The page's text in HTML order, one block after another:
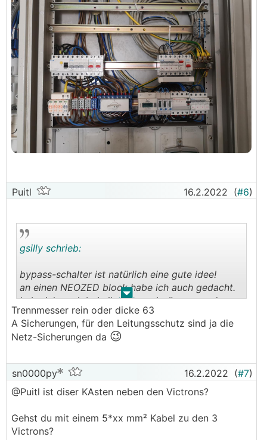
Puitl 16.2.2022 (#6)
. .
gsilly schrieb:
bypass-schalter ist natürlich eine gute idee!
an einen NEOZED block habe ich auch gedacht.
habe ich auch bei all meinen abgängen zu den
unterverteilen (werkstatt, gartenhaus) so
ausgeführt. bin aber nicht sicher ob hier
nötig/sinnvoll? bei 32 A vorzählersicherung
A verbauen? dann hilft die ganze 32 A
vorzählersicherung wieder nix.🤔
Trennmesser rein oder dicke 63
A Sicherungen, für den Leitungsschutz sind ja die
Netz-Sicherungen da 😉
sn0000py 16.2.2022 (#7)
@Puitl ist diser KAsten neben den Victrons?
Gehst du mit einem 5*xx mm² Kabel zu den 3
Victrons?